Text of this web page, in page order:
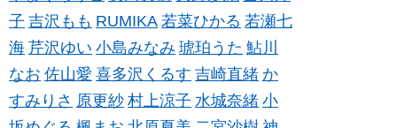
子 吉沢もも RUMIKA 若菜ひかる 若瀬七
海 芹沢ゆい 小島みなみ 琥珀うた 鮎川
なお 佐山愛 喜多沢くるす 吉崎直緒 か
すみりさ 原更紗 村上涼子 水城奈緒 小